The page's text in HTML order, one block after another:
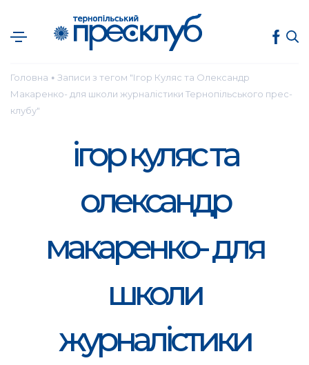
Головна ● Записи з тегом "Ігор Куляс та Олександр
Макаренко- для школи журналістики Тернопільського прес-
клубу"
ігор куляс та
олександр
макаренко- для
школи
журналістики